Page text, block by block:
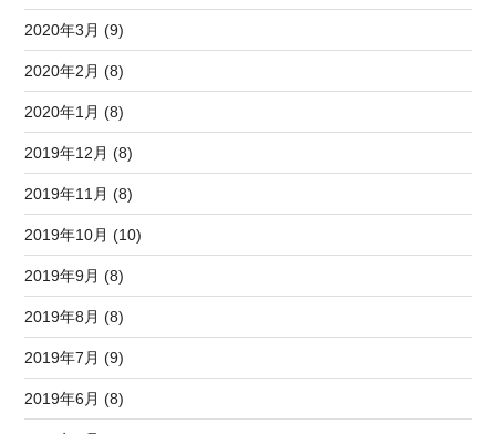
2020年3月 (9)
2020年2月 (8)
2020年1月 (8)
2019年12月 (8)
2019年11月 (8)
2019年10月 (10)
2019年9月 (8)
2019年8月 (8)
2019年7月 (9)
2019年6月 (8)